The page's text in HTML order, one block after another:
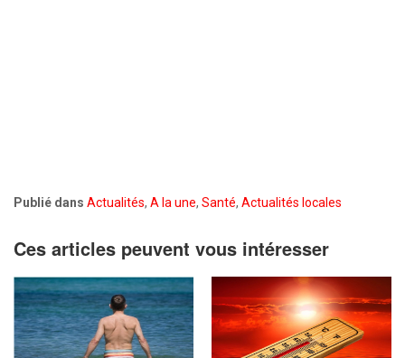
Publié dans Actualités, A la une, Santé, Actualités locales
Ces articles peuvent vous intéresser